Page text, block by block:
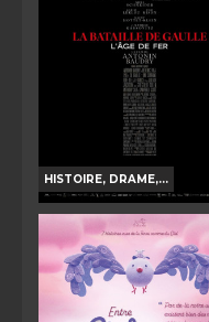
HISTOIRE, DRAME,...
LA BATAILLE DE
PARTIE 1 : L'AGE DE
Horaires et Infos